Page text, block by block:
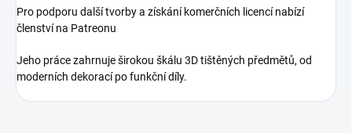
Pro podporu další tvorby a získání komerčních licencí nabízí
členství na Patreonu
Jeho práce zahrnuje širokou škálu 3D tištěných předmětů, od
moderních dekorací po funkční díly.